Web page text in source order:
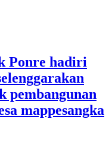
Ponre hadiri
pembangunan
mappesangka